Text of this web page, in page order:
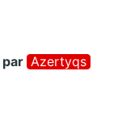
par Azertyqs